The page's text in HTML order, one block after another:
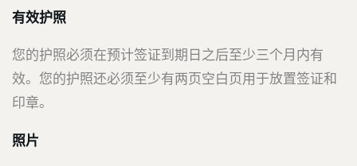
有效护照
您的护照必须在预计签证到期日之后至少三个月内有
效。您的护照还必须至少有两页空白页用于放置签证和
印章。
照片